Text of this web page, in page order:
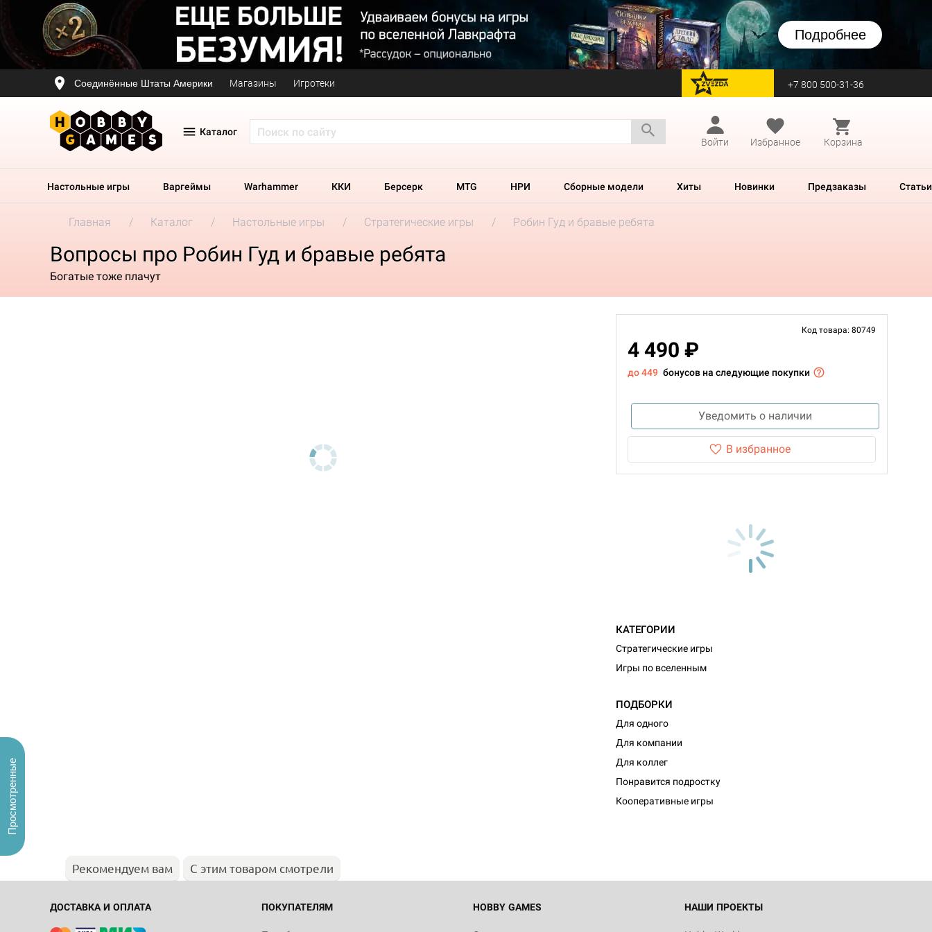
Подробнее
Соединённые Штаты Америки Магазины Игротеки перейти на Zvezda +7 800 500-31-36
Каталог
Войти
Избранное Корзина
Настольные игры Варгеймы Warhammer ККИ Берсерк MTG НРИ Сборные модели Хиты Новинки Предзаказы Статьи
Главная Каталог Настольные игры Стратегические игры Робин Гуд и бравые ребята
Вопросы про Робин Гуд и бравые ребята
Богатые тоже плачут
Код товара: 80749
4 490 ₽
до 449 бонусов на следующие покупки
Уведомить о наличии
В избранное
КАТЕГОРИИ
Стратегические игры
Игры по вселенным
ПОДБОРКИ
Для одного
Для компании
Для коллег
Понравится подростку
Кооперативные игры
Рекомендуем вам С этим товаром смотрели
ДОСТАВКА И ОПЛАТА ПОКУПАТЕЛЯМ HOBBY GAMES НАШИ ПРОЕКТЫ
Просмотренные
Настольная игра Hobby World Журнал
"Мир фантастики. Спецвыпуск: Братья
империи: Боевая тревога
799